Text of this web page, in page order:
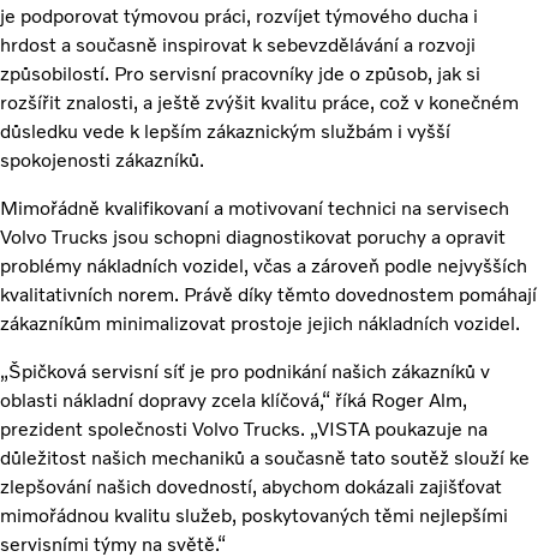
je podporovat týmovou práci, rozvíjet týmového ducha i
hrdost a současně inspirovat k sebevzdělávání a rozvoji
způsobilostí. Pro servisní pracovníky jde o způsob, jak si
rozšířit znalosti, a ještě zvýšit kvalitu práce, což v konečném
důsledku vede k lepším zákaznickým službám i vyšší
spokojenosti zákazníků.
Mimořádně kvalifikovaní a motivovaní technici na servisech
Volvo Trucks jsou schopni diagnostikovat poruchy a opravit
problémy nákladních vozidel, včas a zároveň podle nejvyšších
kvalitativních norem. Právě díky těmto dovednostem pomáhají
zákazníkům minimalizovat prostoje jejich nákladních vozidel.
„Špičková servisní síť je pro podnikání našich zákazníků v
oblasti nákladní dopravy zcela klíčová,“ říká Roger Alm,
prezident společnosti Volvo Trucks. „VISTA poukazuje na
důležitost našich mechaniků a současně tato soutěž slouží ke
zlepšování našich dovedností, abychom dokázali zajišťovat
mimořádnou kvalitu služeb, poskytovaných těmi nejlepšími
servisními týmy na světě.“